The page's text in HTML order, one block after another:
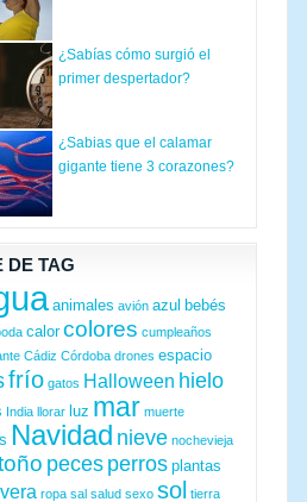
¿Sabías cómo surgió el
primer despertador?
¿Sabias que el calamar
gigante tiene 3 corazones?
DE TAG
animales avión azul bebés
calor colores cumpleaños
Cádiz Córdoba drones espacio
frío gatos Halloween hielo
India llorar luz mar muerte
Navidad nieve nochevieja
peces perros plantas
ropa sal salud sexo sol tierra